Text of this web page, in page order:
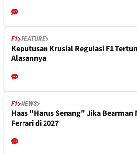
F1 FEATURE
Keputusan Krusial Regulasi F1
Alasannya
F1 NEWS
Haas "Harus Senang" Jika Bearman
Ferrari di 2027